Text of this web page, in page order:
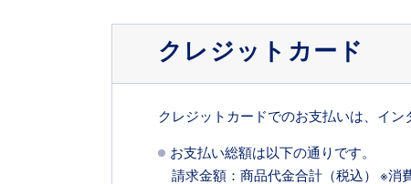
クレジットカード
クレジットカードでのお支払いは、イン
お支払い総額は以下の通りです。
請求金額：商品代金合計（税込） ※消